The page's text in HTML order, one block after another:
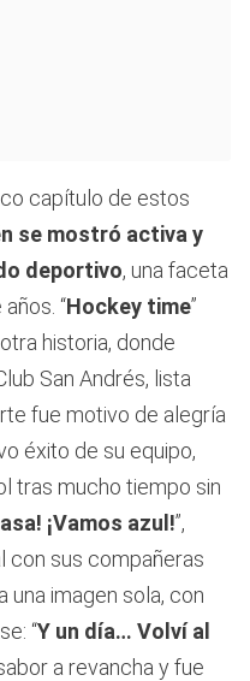
capítulo de estos
se mostró activa y
deportivo, una faceta
“Hockey time”
historia, donde
San Andrés, lista
fue motivo de alegría
éxito de su equipo,
tras mucho tiempo sin
¡Vamos azul!”,
con sus compañeras
una imagen sola, con
“Y un día… Volví al
a revancha y fue